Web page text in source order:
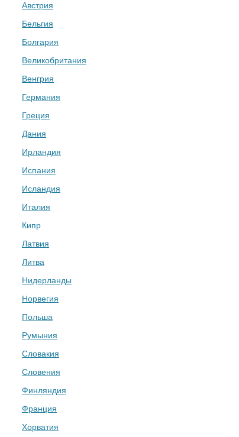
Австрия
Бельгия
Болгария
Великобритания
Венгрия
Германия
Греция
Дания
Ирландия
Испания
Исландия
Италия
Кипр
Латвия
Литва
Нидерланды
Норвегия
Польша
Румыния
Словакия
Словения
Финляндия
Франция
Хорватия